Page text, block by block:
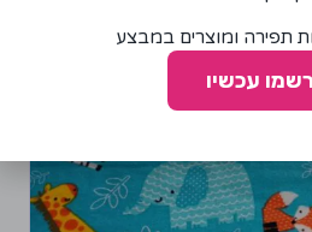
תפירה ומוצרים במבצע
עכשיו